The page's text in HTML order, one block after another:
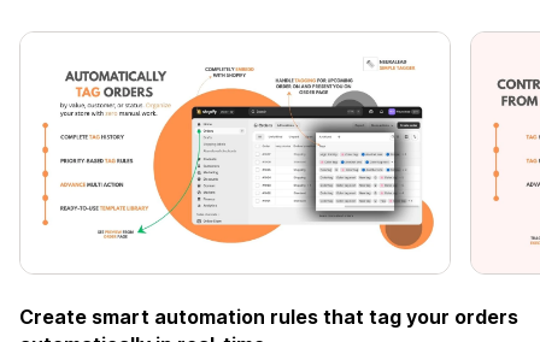
Create smart automation rules that tag your orders